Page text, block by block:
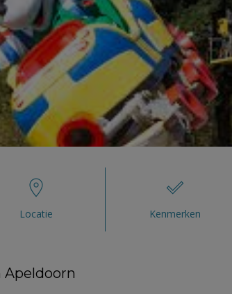
Locatie Kenmerken